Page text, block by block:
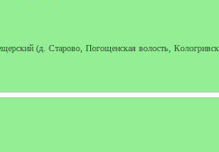
(д. Старово, Погощенская волость,